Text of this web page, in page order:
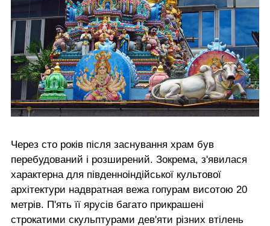
Через сто років після заснування храм був
перебудований і розширений. Зокрема, з'явилася
характерна для південноіндійської культової
архітектури надвратная вежа гопурам висотою 20
метрів. П'ять її ярусів багато прикрашені
строкатими скульптурами дев'яти різних втілень